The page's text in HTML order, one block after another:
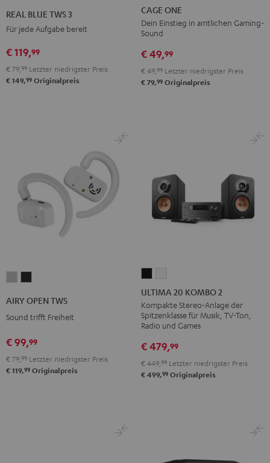
3
Misty
Green
Night
Black
3
WhiteBlue
REAL BLUE TWS 3
Für jede Aufgabe bereit
€ 119,99
€ 79, 99 Letzter niedrigster Preis
€ 149,99 Originalpreis
ONE
Night
Black
CAGE ONE
Dein Einstieg in amtlichen Gaming-
Sound
€ 49,99
€ 49, 99 Letzter niedrigster Preis
€ 79,99 Originalpreis
TWS
Moon
TWS
Night
AIRY OPEN TWS
Sound trifft Freiheit
€ 99,99
€ 79, 99 Letzter niedrigster Preis
€ 119,99 Originalpreis
20
KOMBO
2
Schwarz
20
KOMBO
2
Weiß
ULTIMA 20 KOMBO 2
Kompakte Stereo-Anlage der
Spitzenklasse für Musik, TV-Ton,
Radio und Games
€ 479,99
€ 449, 99 Letzter niedrigster Preis
€ 499,99 Originalpreis